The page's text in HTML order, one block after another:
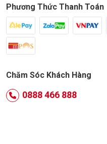
Phương Thức Thanh Toán
Chăm Sóc Khách Hàng
0888 466 888